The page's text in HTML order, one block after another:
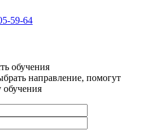
59-64
обучения
направление, помогут